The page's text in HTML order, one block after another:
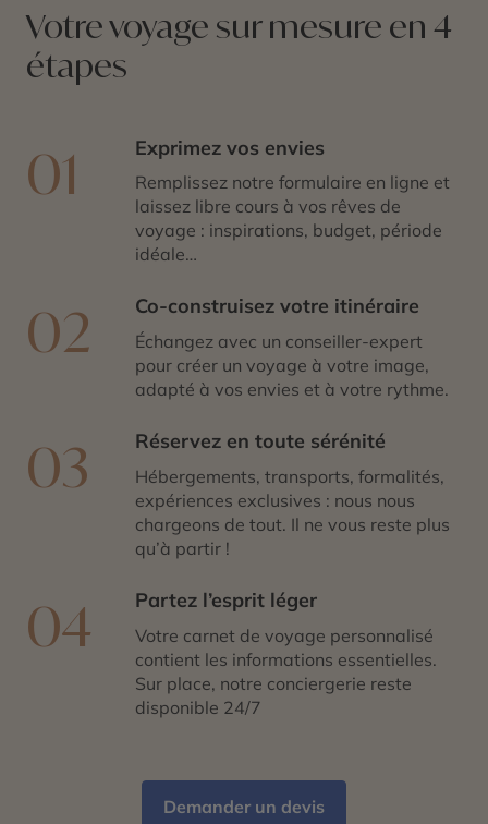
de l’Égypte, plus intimiste. Une parenthèse reposante
après l’agitation de la journée, à jouer les archéologues
Votre voyage sur mesure en 4
étapes
01 Exprimez vos envies
Remplissez notre formulaire en ligne et
laissez libre cours à vos rêves de
voyage : inspirations, budget, période
idéale…
02 Co-construisez votre itinéraire
Échangez avec un conseiller-expert
pour créer un voyage à votre image,
adapté à vos envies et à votre rythme.
03 Réservez en toute sérénité
Hébergements, transports, formalités,
expériences exclusives : nous nous
chargeons de tout. Il ne vous reste plus
qu’à partir !
04 Partez l’esprit léger
Votre carnet de voyage personnalisé
contient les informations essentielles.
Sur place, notre conciergerie reste
disponible 24/7
Demander un devis